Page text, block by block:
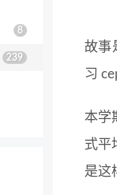
8
239
故事
习
本学
式平
是这